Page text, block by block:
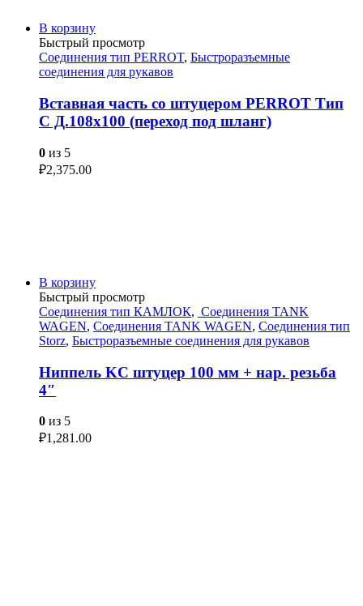
В корзину
Быстрый просмотр
Соединения тип PERROT, Быстроразъемные
соединения для рукавов
Вставная часть со штуцером PERROT Тип
C Д.108х100 (переход под шланг)
0 из 5
₽2,375.00
В корзину
Быстрый просмотр
Соединения тип КАМЛОК, Соединения TANK
WAGEN, Соединения TANK WAGEN, Соединения тип
Storz, Быстроразъемные соединения для рукавов
Ниппель KC штуцер 100 мм + нар. резьба
4″
0 из 5
₽1,281.00